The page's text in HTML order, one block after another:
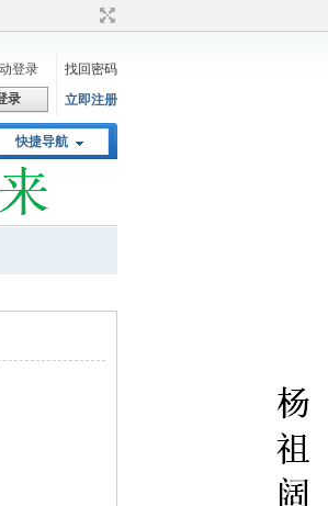
登录
找回密码
录 立即注册
快捷导航